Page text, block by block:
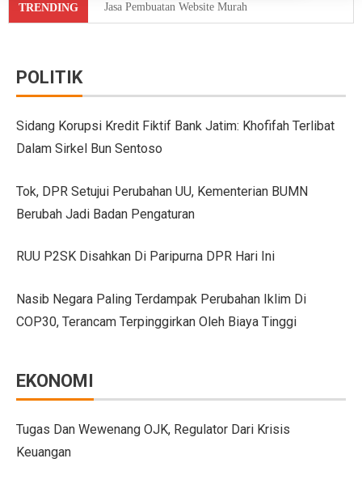
TRENDING Jasa Pembuatan Website Murah
GIIAS Bandung 2025: Sinergi Pemerintah, Industri,
Trio Unggulan Suzuki di GIIAS Bandung 2025:
Daihatsu Rocky Diluncurkan di GIIAS: SUV Kompak
Hyundai Akan Rilis Mobil Listrik Baru Tahun Ini
28 Kendaraan Perusahaan di Aceh Tamiang Pakai
Pengalaman Pertama Mengemudi Jaecoo J8, SUV
POLITIK
Sidang Korupsi Kredit Fiktif Bank Jatim: Khofifah Terlibat
Dalam Sirkel Bun Sentoso
Tok, DPR Setujui Perubahan UU, Kementerian BUMN
Berubah Jadi Badan Pengaturan
RUU P2SK Disahkan Di Paripurna DPR Hari Ini
Nasib Negara Paling Terdampak Perubahan Iklim Di
COP30, Terancam Terpinggirkan Oleh Biaya Tinggi
EKONOMI
Tugas Dan Wewenang OJK, Regulator Dari Krisis
Keuangan